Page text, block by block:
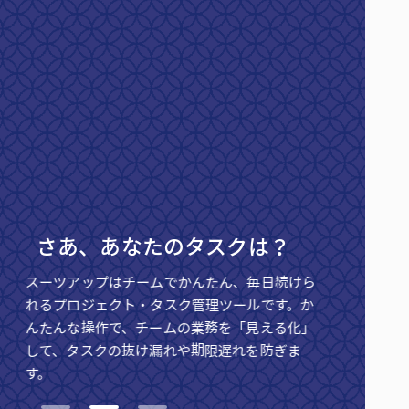
さあ、あなたのタスクは？
毎日続けら
ルです。か
見える化」
防ぎま
スーツアップは表計算ソフトのような操作
で、パソコンが苦手な人でも直観的にかん
に操作できます。「やさしいテクノロジー
かんたん、毎日続けられるをサポートしま